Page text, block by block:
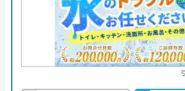
創業・設立 1991年6月21日創業
〒222-0033
横浜市港北区新横浜3-
ワー13階
詳細は公式HP
株式会社九管通がおすすめの理
株式会社九管通は、水もれ、配管調